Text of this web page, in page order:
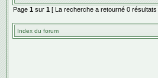
Page 1 sur 1 [ La recherche a retourné 0 résultats
Index du forum